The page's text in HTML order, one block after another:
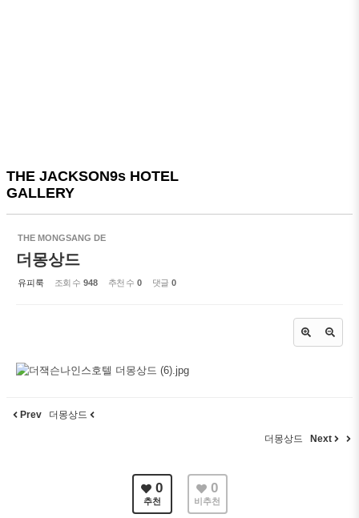
THE JACKSON9s HOTEL
GALLERY
THE MONGSANG DE
더몽상드
유피룩 조회 수 948 추천 수 0 댓글 0
Prev 더몽상드
더몽상드 Next
0
추천
0
비추천